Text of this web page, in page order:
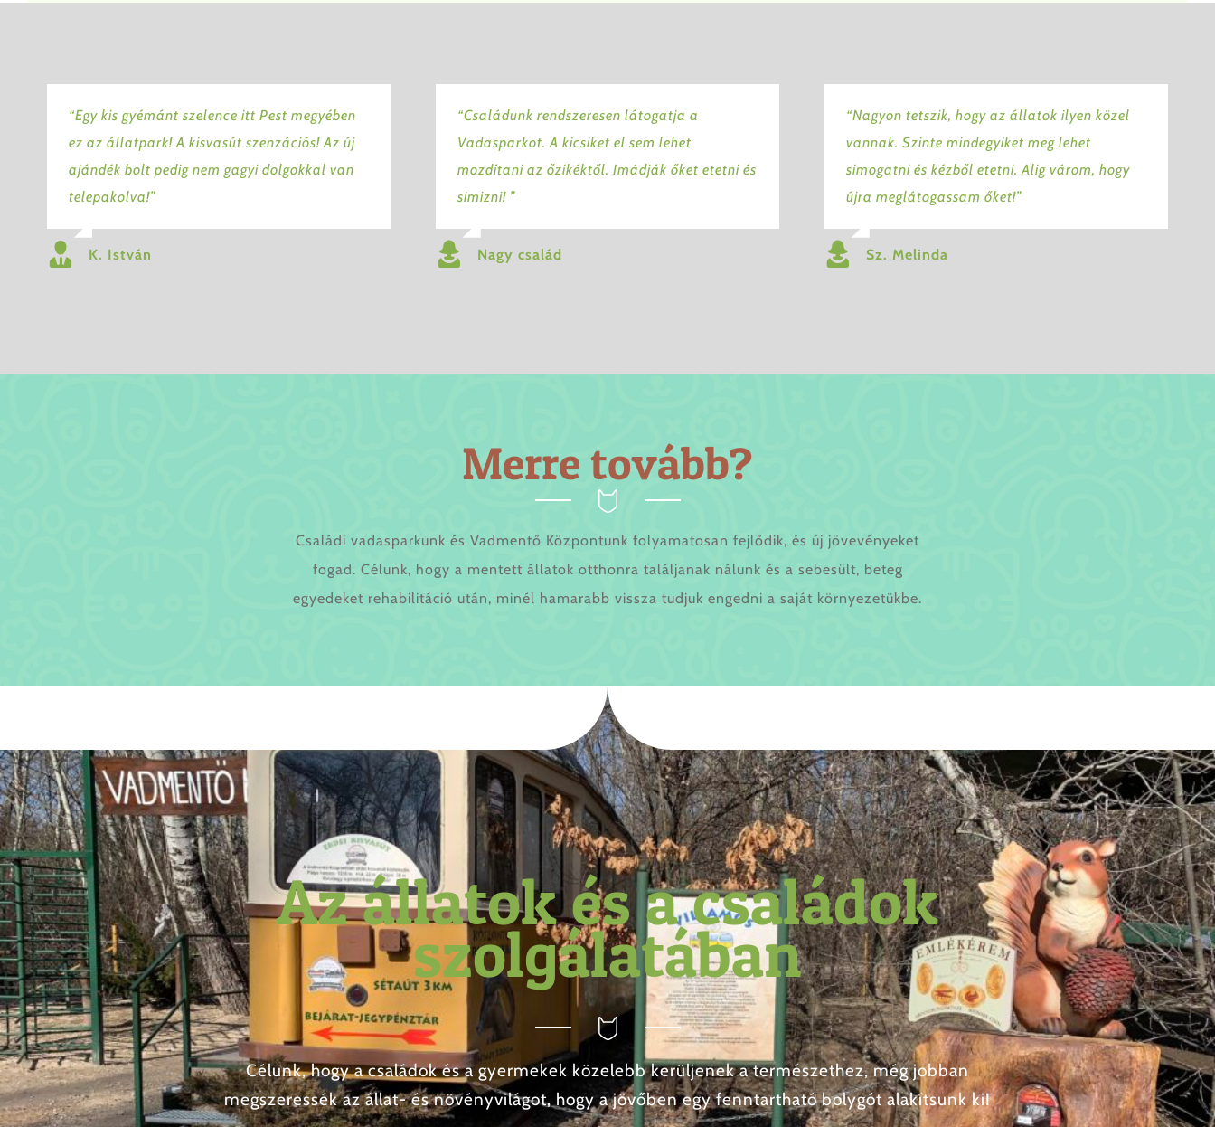
“Egy kis gyémánt szelence itt Pest megyében
ez az állatpark! A kisvasút szenzációs! Az új
ajándék bolt pedig nem gagyi dolgokkal van
telepakolva!”
K. István
“Családunk rendszeresen látogatja a
Vadasparkot. A kicsiket el sem lehet
mozdítani az őzikéktől. Imádják őket etetni és
simizni! ”
Nagy család
“Nagyon tetszik, hogy az állatok ilyen közel
vannak. Szinte mindegyiket meg lehet
simogatni és kézből etetni. Alig várom, hogy
újra meglátogassam őket!”
Sz. Melinda
Merretovább?
Családi vadasparkunk és Vadmentő Központunk folyamatosan fejlődik, és új jövevényeket
fogad. Célunk, hogy a mentett állatok otthonra találjanak nálunk és a sebesült, beteg
egyedeket rehabilitáció után, minél hamarabb vissza tudjuk engedni a saját környezetükbe.
Az állatok és a családok
szolgálatában
Célunk, hogy a családok és a gyermekek közelebb kerüljenek a természethez, még jobban
megszeressék az állat- és növényvilágot, hogy a jövőben egy fenntartható bolygót alakítsunk ki!